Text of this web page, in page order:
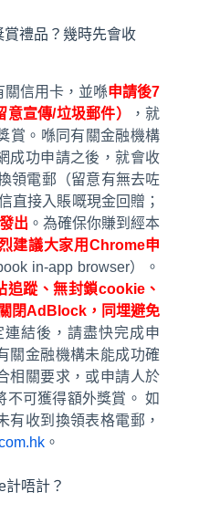
禮品？幾時先會收
關信用卡，並喺申請後7
宣傳/垃圾郵件）
，就
賞。喺同有關金融機構
成功申請之後，就會收
領電郵（留意有無去咗
直接入賬嘅現金回贈；
出 。為確保你賺到經本
建議大家用Chrome申
in-app browser）。
蹤、無封鎖cookie、
閉AdBlock，同埋避免
連結後，請盡快完成申
關金融機構未能成功確
相關要求，或申請人於
不可獲得額外獎賞。 如
有收到換領表格電郵，
。
唔計？